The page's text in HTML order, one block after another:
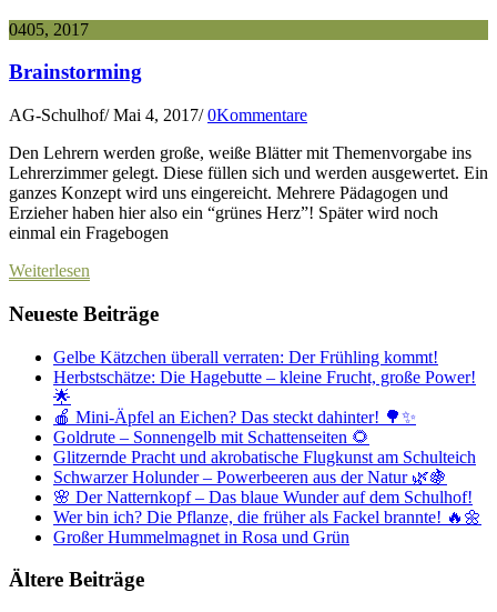
0405, 2017
Brainstorming
AG-Schulhof/ Mai 4, 2017/ 0Kommentare
Den Lehrern werden große, weiße Blätter mit Themenvorgabe ins
Lehrerzimmer gelegt. Diese füllen sich und werden ausgewertet. Ein
ganzes Konzept wird uns eingereicht. Mehrere Pädagogen und
Erzieher haben hier also ein “grünes Herz”! Später wird noch
einmal ein Fragebogen
Weiterlesen
Neueste Beiträge
Gelbe Kätzchen überall verraten: Der Frühling kommt!
Herbstschätze: Die Hagebutte – kleine Frucht, große Power!
🌟
🍎 Mini-Äpfel an Eichen? Das steckt dahinter! 🌳✨
Goldrute – Sonnengelb mit Schattenseiten 🌻
Glitzernde Pracht und akrobatische Flugkunst am Schulteich
Schwarzer Holunder – Powerbeeren aus der Natur 🌿🍇
🌸 Der Natternkopf – Das blaue Wunder auf dem Schulhof!
Wer bin ich? Die Pflanze, die früher als Fackel brannte! 🔥🌼
Großer Hummelmagnet in Rosa und Grün
Ältere Beiträge